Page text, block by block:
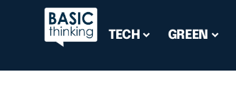
TECH GREEN